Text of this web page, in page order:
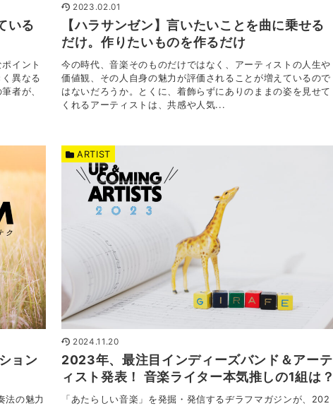
いる
イント
異なる
者が、
2023.02.01
【ハラサンゼン】言いたいことを曲に乗せる
だけ。作りたいものを作るだけ
今の時代、音楽そのものだけではなく、アーティストの人生や
価値観、その人自身の魅力が評価されることが増えているので
はないだろうか。とくに、着飾らずにありのままの姿を見せて
くれるアーティストは、共感や人気...
ョン
法の魅力
2024.11.20
2023年、最注目インディーズバンド＆アーテ
ィスト発表！ 音楽ライター本気推しの1組は？
「あたらしい音楽」を発掘・発信するヂラフマガジンが、202
ARTIST